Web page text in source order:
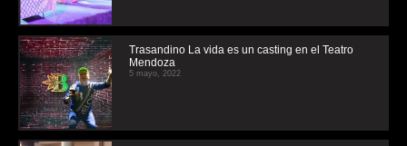
Trasandino La vida es un casting en el Teatro
Mendoza
5 mayo, 2022